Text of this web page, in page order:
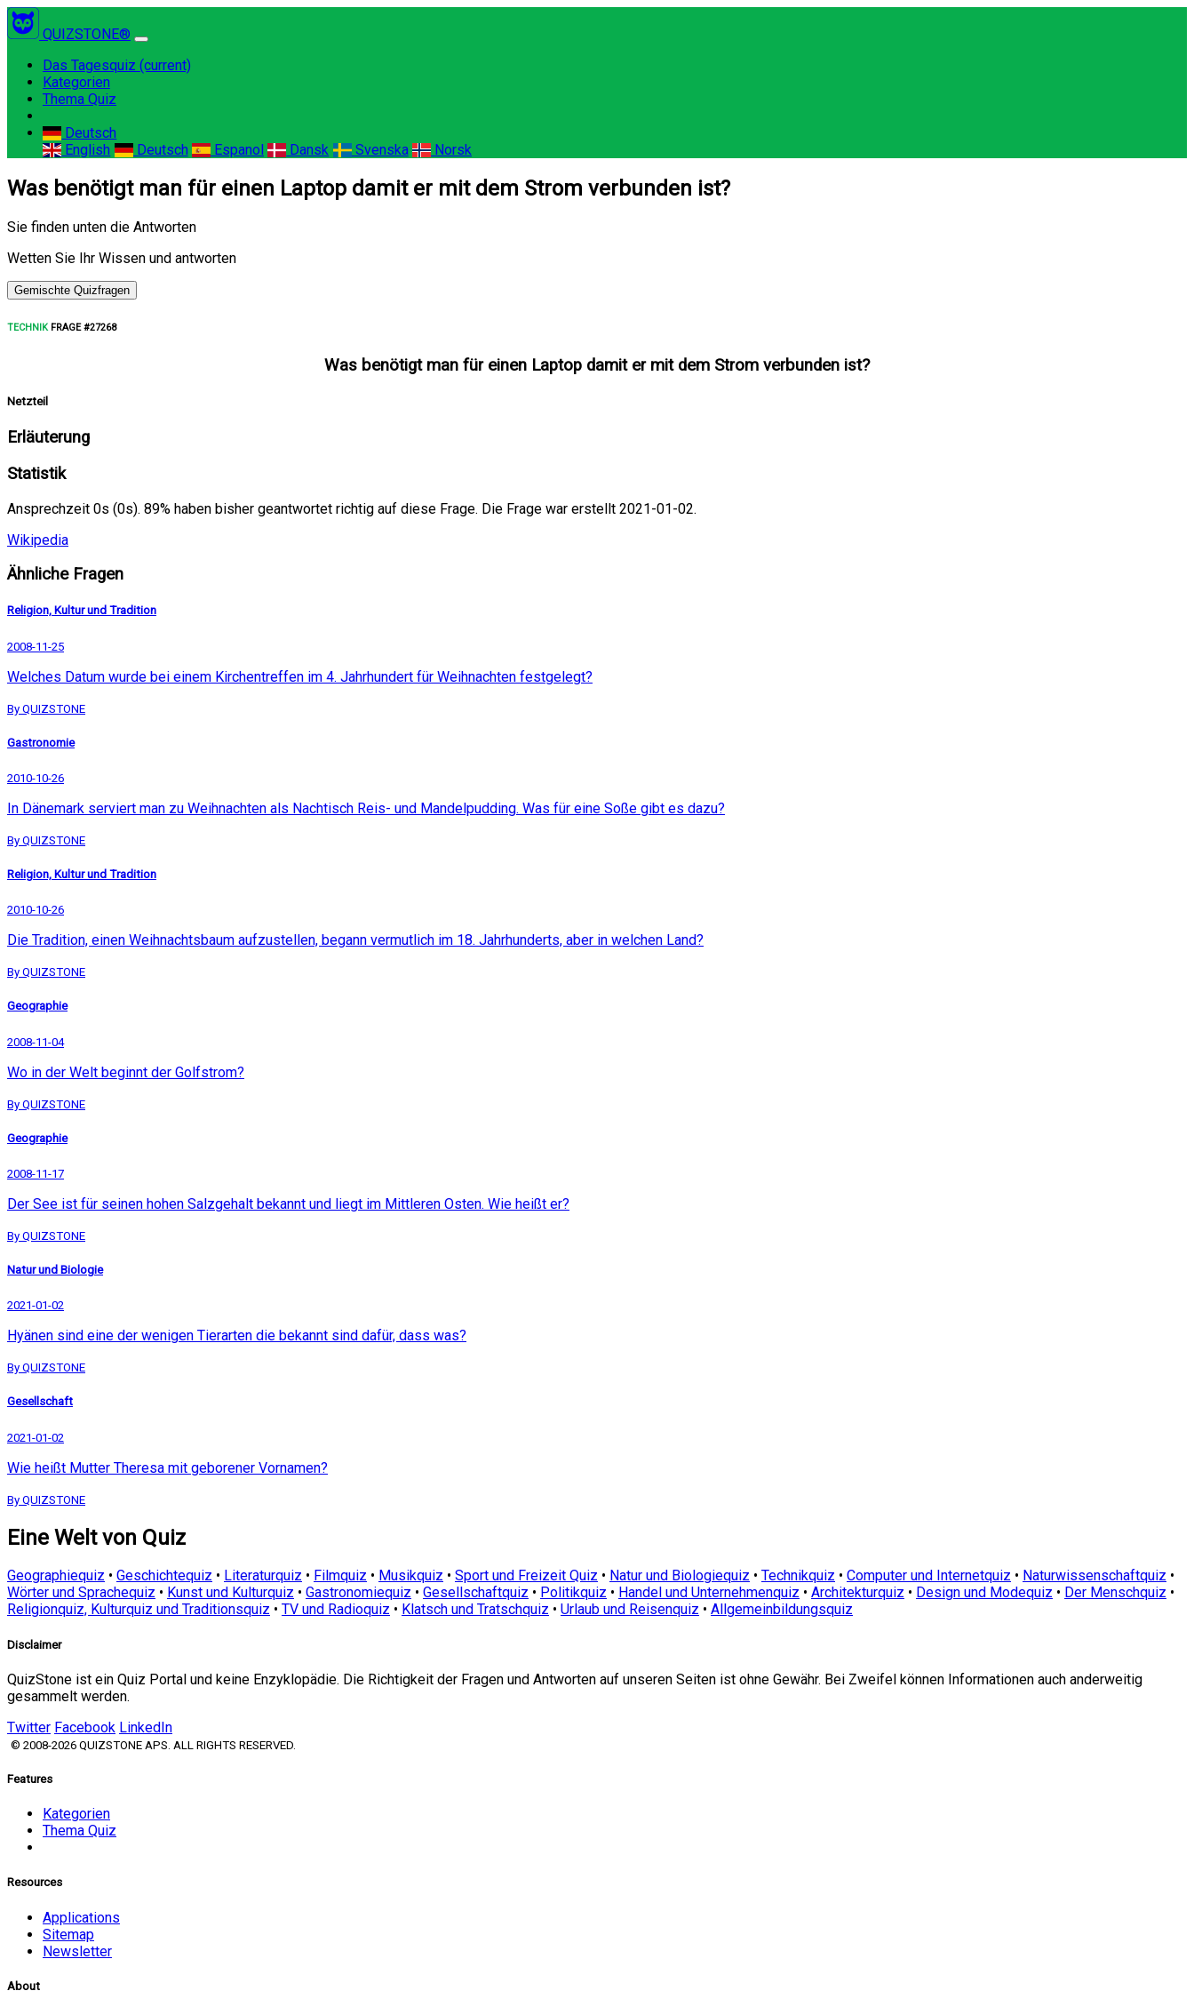
QUIZSTONE®
Das Tagesquiz (current)
Kategorien
Thema Quiz
Deutsch
English
Deutsch Espanol Dansk Svenska Norsk
Was benötigt man für einen Laptop damit er mit dem Strom verbunden ist?
Sie finden unten die Antworten
Wetten Sie Ihr Wissen und antworten
Gemischte Quizfragen
TECHNIKFRAGE #27268
Was benötigt man für einen Laptop damit er mit dem Strom verbunden ist?
Netzteil
Erläuterung
Statistik
Ansprechzeit 0s (0s). 89% haben bisher geantwortet richtig auf diese Frage. Die Frage war erstellt 2021-01-02.
Wikipedia
Ähnliche Fragen
Religion, Kultur und Tradition
2008-11-25
Welches Datum wurde bei einem Kirchentreffen im 4. Jahrhundert für Weihnachten festgelegt?
By QUIZSTONE
Gastronomie
2010-10-26
In Dänemark serviert man zu Weihnachten als Nachtisch Reis- und Mandelpudding. Was für eine Soße gibt es dazu?
By QUIZSTONE
Religion, Kultur und Tradition
2010-10-26
Die Tradition, einen Weihnachtsbaum aufzustellen, begann vermutlich im 18. Jahrhunderts, aber in welchen Land?
By QUIZSTONE
Geographie
2008-11-04
Wo in der Welt beginnt der Golfstrom?
By QUIZSTONE
Geographie
2008-11-17
Der See ist für seinen hohen Salzgehalt bekannt und liegt im Mittleren Osten. Wie heißt er?
By QUIZSTONE
Natur und Biologie
2021-01-02
Hyänen sind eine der wenigen Tierarten die bekannt sind dafür, dass was?
By QUIZSTONE
Gesellschaft
2021-01-02
Wie heißt Mutter Theresa mit geborener Vornamen?
By QUIZSTONE
Eine Welt von Quiz
Geographiequiz • Geschichtequiz • Literaturquiz • Filmquiz • Musikquiz • Sport und Freizeit Quiz • Natur und Biologiequiz • Technikquiz • Computer und Internetquiz • Naturwissenschaftquiz •
Wörter und Sprachequiz • Kunst und Kulturquiz • Gastronomiequiz • Gesellschaftquiz • Politikquiz • Handel und Unternehmenquiz • Architekturquiz • Design und Modequiz • Der Menschquiz •
Religionquiz, Kulturquiz und Traditionsquiz • TV und Radioquiz • Klatsch und Tratschquiz • Urlaub und Reisenquiz • Allgemeinbildungsquiz
Disclaimer
QuizStone ist ein Quiz Portal und keine Enzyklopädie. Die Richtigkeit der Fragen und Antworten auf unseren Seiten ist ohne Gewähr. Bei Zweifel können Informationen auch anderweitig
gesammelt werden.
Twitter Facebook LinkedIn
© 2008-2026 QUIZSTONE APS. ALL RIGHTS RESERVED.
Features
Kategorien
Thema Quiz
Resources
Applications
Sitemap
Newsletter
About